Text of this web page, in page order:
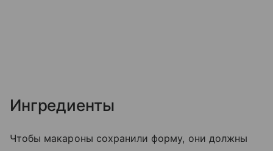
Ингредиенты
Чтобы макароны сохранили форму, они должны